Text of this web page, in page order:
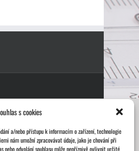
s cookies
a/nebo přístupu k informacím o zařízení, technologie
nám umožní zpracovávat údaje, jako je chování při
nebo odvolání souhlasu může nepříznivě ovlivnit určité